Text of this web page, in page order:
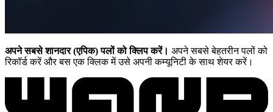
अपने सबसे शानदार (एपिक) पलों को क्लिप करें। अपने सबसे बेहतरीन पलों को
रिकॉर्ड करें और बस एक क्लिक में उसे अपनी कम्यूनिटी के साथ शेयर करें।